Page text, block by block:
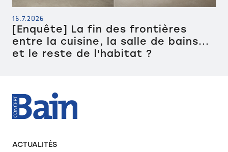
16.7.2026
[Enquête] La fin des frontières
entre la cuisine, la salle de bains...
et le reste de l'habitat ?
ACTUALITÉS